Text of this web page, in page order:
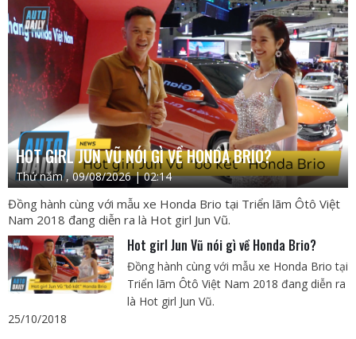
HOT GIRL JUN VŨ NÓI GÌ VỀ HONDA BRIO?
Thứ năm , 09/08/2026 | 02:14
Đồng hành cùng với mẫu xe Honda Brio tại Triển lãm Ôtô Việt
Nam 2018 đang diễn ra là Hot girl Jun Vũ.
Hot girl Jun Vũ nói gì về Honda Brio?
Đồng hành cùng với mẫu xe Honda Brio tại
Triển lãm Ôtô Việt Nam 2018 đang diễn ra
là Hot girl Jun Vũ.
25/10/2018